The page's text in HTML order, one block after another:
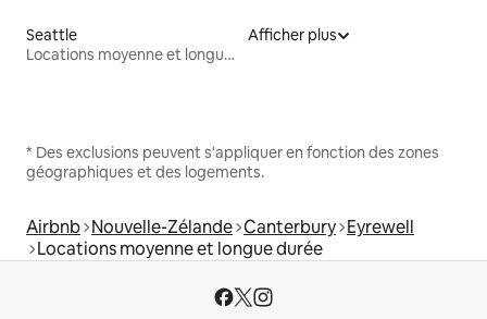
Seattle
Locations moyenne et longue durée
Afficher plus
* Des exclusions peuvent s'appliquer en fonction des zones
géographiques et des logements.
Airbnb Nouvelle-Zélande Canterbury Eyrewell
Locations moyenne et longue durée